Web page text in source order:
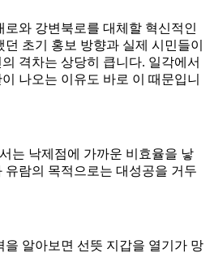
와 강변북로를 대체할 혁신적인
초기 홍보 방향과 실제 시민들이
격차는 상당히 큽니다. 일각에서
나오는 이유도 바로 이 때문입니
는 낙제점에 가까운 비효율을 낳
유람의 목적으로는 대성공을 거두
을 알아보면 선뜻 지갑을 열기가 망